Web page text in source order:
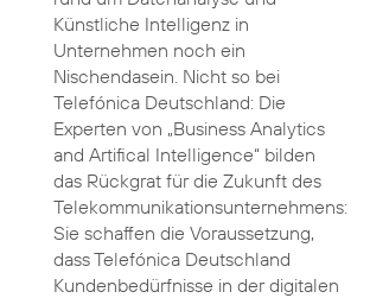
Künstliche Intelligenz in
Unternehmen noch ein
Nischendasein. Nicht so bei
Telefónica Deutschland: Die
Experten von „Business Analytics
and Artifical Intelligence“ bilden
das Rückgrat für die Zukunft des
Telekommunikationsunternehmens:
Sie schaffen die Voraussetzung,
dass Telefónica Deutschland
Kundenbedürfnisse in der digitalen